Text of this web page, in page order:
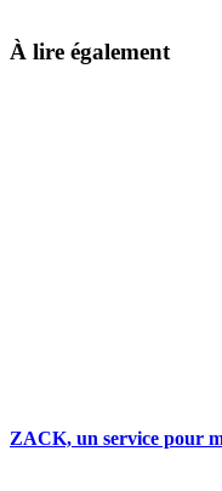
À lire également
ZACK, un service pour